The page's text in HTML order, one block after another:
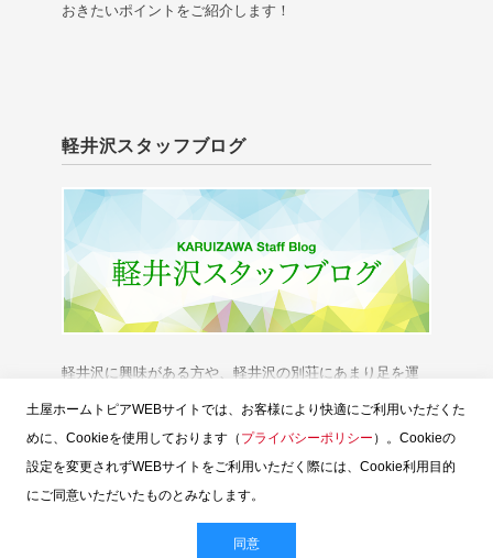
おきたいポイントをご紹介します！
軽井沢スタッフブログ
軽井沢に興味がある方や、軽井沢の別荘にあまり足を運
スタッフブログTOP 土屋ホームトピア
土屋ホームトピアWEBサイトでは、お客様により快適にご利用いただくた
めに、Cookieを使用しております（ プライバシーポリシー ）。Cookieの
設定を変更されずWEBサイトをご利用いただく際には、Cookie利用目的
にご同意いただいたものとみなします。
同意